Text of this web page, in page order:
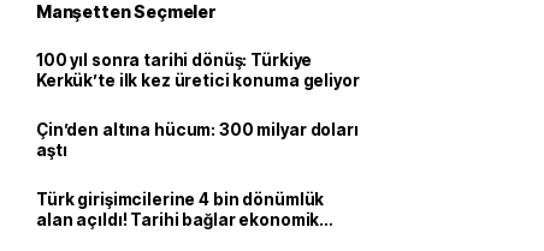
Manşetten Seçmeler
100 yıl sonra tarihi dönüş: Türkiye
Kerkük’te ilk kez üretici konuma geliyor
Çin’den altına hücum: 300 milyar doları
aştı
Türk girişimcilerine 4 bin dönümlük
alan açıldı! Tarihi bağlar ekonomik